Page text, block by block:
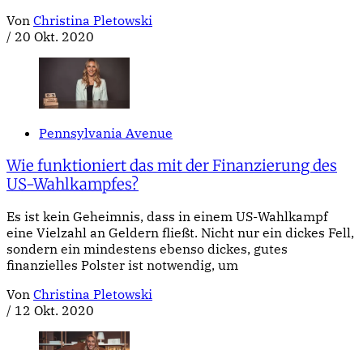
Von Christina Pletowski
/ 20 Okt. 2020
Pennsylvania Avenue
Wie funktioniert das mit der Finanzierung des
US-Wahlkampfes?
Es ist kein Geheimnis, dass in einem US-Wahlkampf
eine Vielzahl an Geldern fließt. Nicht nur ein dickes Fell,
sondern ein mindestens ebenso dickes, gutes
finanzielles Polster ist notwendig, um
Von Christina Pletowski
/ 12 Okt. 2020